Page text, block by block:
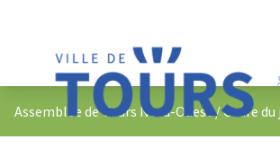
Assemblée de Tours Nord-Ouest/Ordre du